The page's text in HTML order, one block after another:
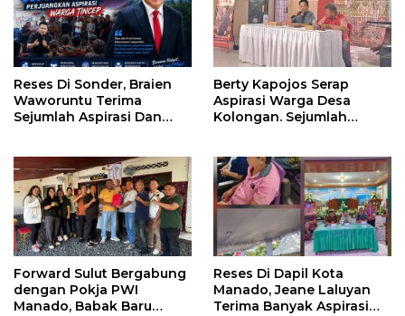
Reses Di Sonder, Braien
Waworuntu Terima
Sejumlah Aspirasi Dan
Berty Kapojos Serap
Aspirasi Warga Desa
Kolongan. Sejumlah
Forward Sulut Bergabung
dengan Pokja PWI
Manado, Babak Baru
Reses Di Dapil Kota
Manado, Jeane Laluyan
Terima Banyak Aspirasi